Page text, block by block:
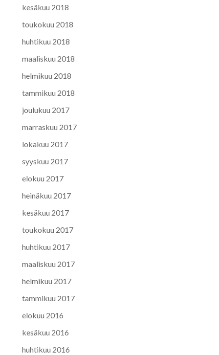
kesäkuu 2018
toukokuu 2018
huhtikuu 2018
maaliskuu 2018
helmikuu 2018
tammikuu 2018
joulukuu 2017
marraskuu 2017
lokakuu 2017
syyskuu 2017
elokuu 2017
heinäkuu 2017
kesäkuu 2017
toukokuu 2017
huhtikuu 2017
maaliskuu 2017
helmikuu 2017
tammikuu 2017
elokuu 2016
kesäkuu 2016
huhtikuu 2016